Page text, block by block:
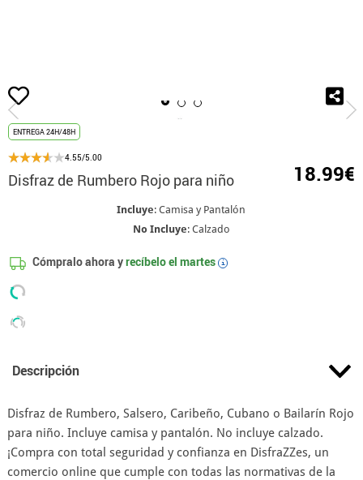
Inicio Disfraz de Rumbero
ENTREGA 24H/48H
4.55/5.00
Disfraz de Rumbero Rojo para niño 18.99€
Incluye: Camisa y Pantalón
No Incluye: Calzado
Cómpralo ahora yrecíbelo el martes i
Descripción
Disfraz de Rumbero, Salsero, Caribeño, Cubano o Bailarín Rojo
para niño. Incluye camisa y pantalón. No incluye calzado.
¡Compra con total seguridad y confianza en DisfraZZes, un
comercio online que cumple con todas las normativas de la